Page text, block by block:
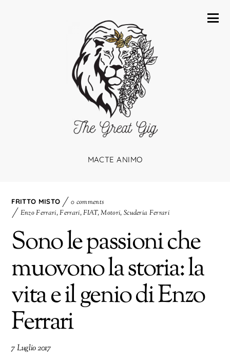
MACTE ANIMO
FRITTO MISTO
0 comments
Enzo Ferrari,Ferrari,FIAT,Motori, Scuderia Ferrari
Sono le passioni che
muovono la storia: la
vita e il genio di Enzo
Ferrari
7 Luglio 2017